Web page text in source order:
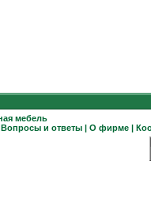
мебель
Вопросы и ответы | О фирме |